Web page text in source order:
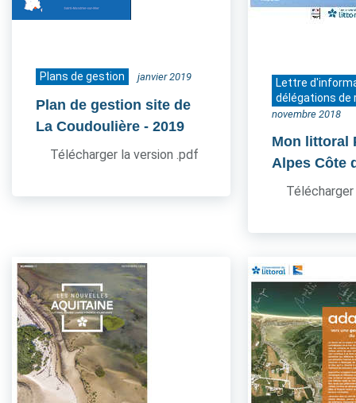
Plans de gestion janvier 2019
Plan de gestion site de
La Coudoulière - 2019
Télécharger la version .pdf
Lettre
délégations de
novembre 2018
Mon littoral
Alpes Côte